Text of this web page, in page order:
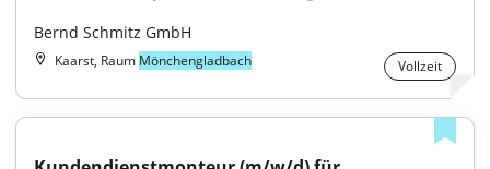
Bernd Schmitz GmbH
Kaarst, Raum Mönchengladbach Vollzeit